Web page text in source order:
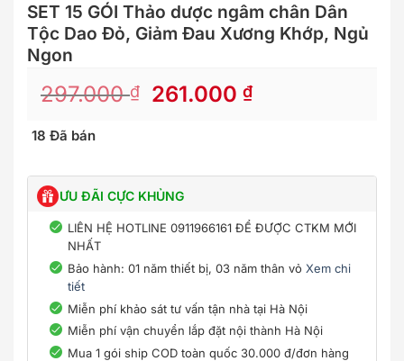
SET 15 GÓI Thảo dược ngâm chân Dân
Tộc Dao Đỏ, Giảm Đau Xương Khớp, Ngủ
Ngon
297.000₫ 261.000₫
18 Đã bán
ƯU ĐÃI CỰC KHỦNG
LIÊN HỆ HOTLINE 0911966161 ĐỂ ĐƯỢC CTKM MỚI
NHẤT
Bảo hành: 01 năm thiết bị, 03 năm thân vỏ Xem chi
tiết
Miễn phí khảo sát tư vấn tận nhà tại Hà Nội
Miễn phí vận chuyển lắp đặt nội thành Hà Nội
Mua 1 gói ship COD toàn quốc 30.000 đ/đơn hàng